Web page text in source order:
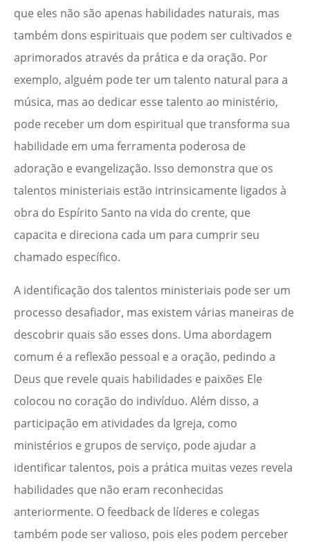
que eles não são apenas habilidades naturais, mas
também dons espirituais que podem ser cultivados e
aprimorados através da prática e da oração. Por
exemplo, alguém pode ter um talento natural para a
música, mas ao dedicar esse talento ao ministério,
pode receber um dom espiritual que transforma sua
habilidade em uma ferramenta poderosa de
adoração e evangelização. Isso demonstra que os
talentos ministeriais estão intrinsicamente ligados à
obra do Espírito Santo na vida do crente, que
capacita e direciona cada um para cumprir seu
chamado específico.
A identificação dos talentos ministeriais pode ser um
processo desafiador, mas existem várias maneiras de
descobrir quais são esses dons. Uma abordagem
comum é a reflexão pessoal e a oração, pedindo a
Deus que revele quais habilidades e paixões Ele
colocou no coração do indivíduo. Além disso, a
participação em atividades da Igreja, como
ministérios e grupos de serviço, pode ajudar a
identificar talentos, pois a prática muitas vezes revela
habilidades que não eram reconhecidas
anteriormente. O feedback de líderes e colegas
também pode ser valioso, pois eles podem perceber